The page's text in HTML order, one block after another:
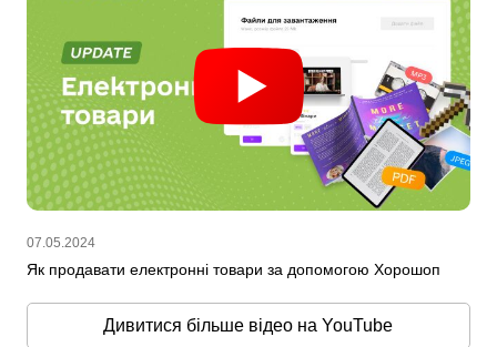
07.05.2024
Як продавати електронні товари за допомогою Хорошоп
Дивитися більше відео на YouTube